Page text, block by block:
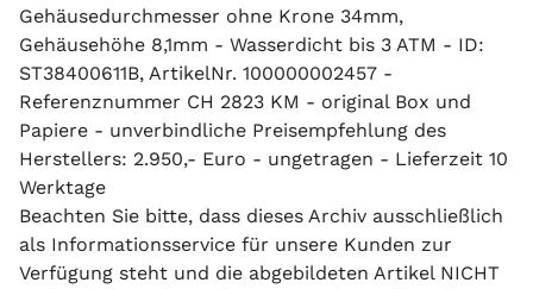
Gehäusedurchmesser ohne Krone 34mm,
Gehäusehöhe 8,1mm - Wasserdicht bis 3 ATM - ID:
ST38400611B, ArtikelNr. 100000002457 -
Referenznummer CH 2823 KM - original Box und
Papiere - unverbindliche Preisempfehlung des
Herstellers: 2.950,- Euro - ungetragen - Lieferzeit 10
Werktage
Beachten Sie bitte, dass dieses Archiv ausschließlich
als Informationsservice für unsere Kunden zur
Verfügung steht und die abgebildeten Artikel NICHT